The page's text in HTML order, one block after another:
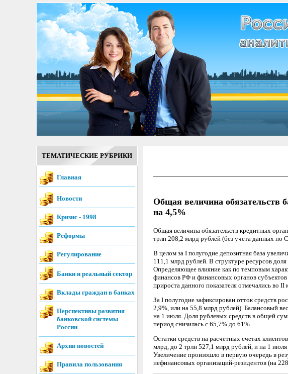
ТЕМАТИЧЕСКИЕ РУБРИКИ
Главная
Новости
Кризис - 1998
Реформы
Регулирование
Банки и реальный сектор
Вклады граждан в банках
Перспективы развития
банковской системы
России
Архив новостей
Правила пользования
Общая величина обязательств
на 4,5%
Общая величина обязательств кредитных
трлн 208,2 млрд рублей (без учета данных
В целом за I полугодие депозитная база
111,1 млрд рублей. В структуре ресурсов
Определяющее влияние как по темповым
финансов РФ и финансовых органов
прироста данного показателя отмечались во II
За I полугодие зафиксирован отток средств
2,9%, или на 55,8 млрд рублей). Балансовый
на 1 июля. Доля рублевых средств в общей
период снизилась с 65,7% до 61%.
Остатки средств на расчетных счетах
млрд, до 2 трлн 527,1 млрд рублей, и на 1
Увеличение произошло в первую очередь в
нефинансовых организаций-резидентов (на